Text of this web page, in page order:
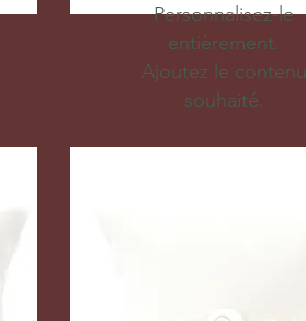
Personnalisez-le
entièrement.
Ajoutez le contenu
souhaité.